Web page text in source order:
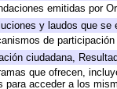
emitidas por
y laudos que se
de participación
ciudadana,
que ofrecen,
para acceder a los